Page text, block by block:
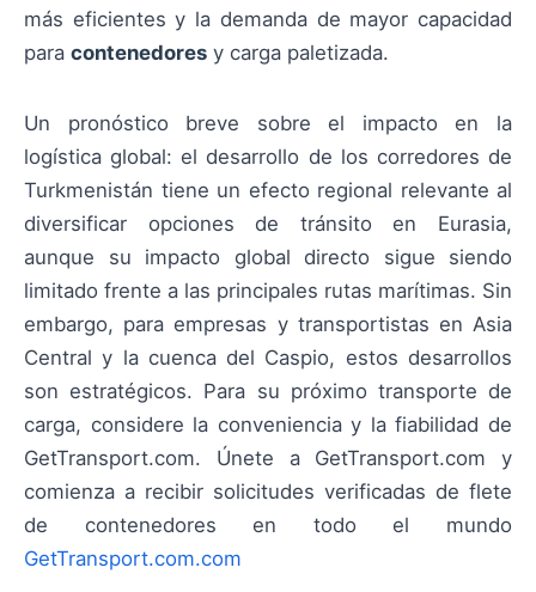
más eficientes y la demanda de mayor capacidad
para contenedores y carga paletizada.
Un pronóstico breve sobre el impacto en la
logística global: el desarrollo de los corredores de
Turkmenistán tiene un efecto regional relevante al
diversificar opciones de tránsito en Eurasia,
aunque su impacto global directo sigue siendo
limitado frente a las principales rutas marítimas. Sin
embargo, para empresas y transportistas en Asia
Central y la cuenca del Caspio, estos desarrollos
son estratégicos. Para su próximo transporte de
carga, considere la conveniencia y la fiabilidad de
GetTransport.com. Únete a GetTransport.com y
comienza a recibir solicitudes verificadas de flete
de contenedores en todo el mundo
GetTransport.com.com